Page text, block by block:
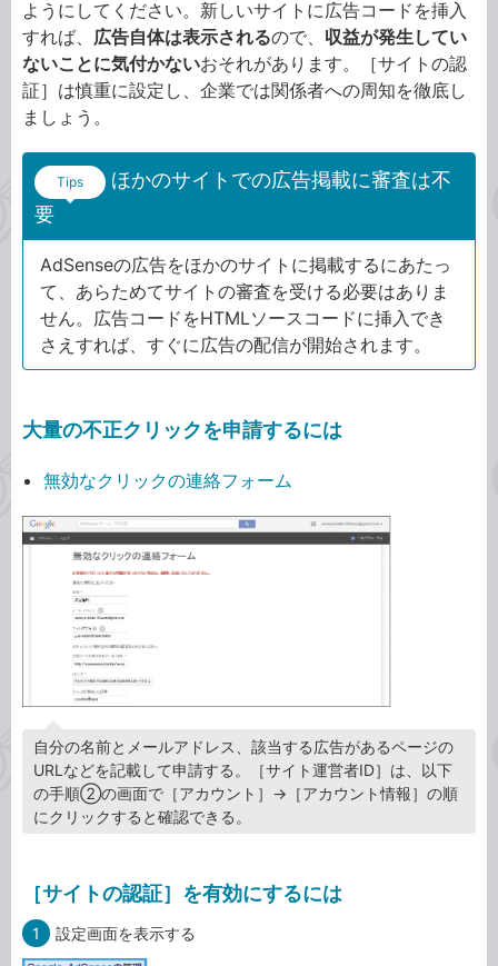
ようにしてください。新しいサイトに広告コードを挿入
すれば、 広告自体は表示されるので、 収益が発生してい
ないことに気付かないおそれがあります。［サイトの認
証］は慎重に設定し、企業では関係者への周知を徹底し
ましょう。
Tips
ほかのサイトでの広告掲載に審査は不
要
AdSenseの広告をほかのサイトに掲載するにあたっ
て、あらためてサイトの審査を受ける必要はありま
せん。広告コードをHTMLソースコードに挿入でき
さえすれば、すぐに広告の配信が開始されます。
大量の不正クリックを申請するには
無効なクリックの連絡フォーム
自分の名前とメールアドレス、該当する広告があるページの
URLなどを記載して申請する。［サイト運営者ID］は、以下
の手順②の画面で［アカウント］→［アカウント情報］の順
にクリックすると確認できる。
［サイトの認証］を有効にするには
1 設定画面を表示する